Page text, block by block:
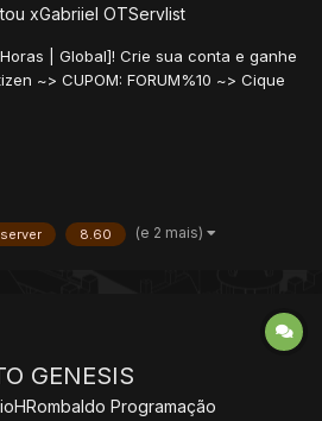
xGabriiel OTServlist
| Global]! Crie sua conta e ganhe
~> CUPOM: FORUM%10 ~> Cique
Global na versão 8.60 | 24
8.60 (e 2 mais)
GENESIS
Programação